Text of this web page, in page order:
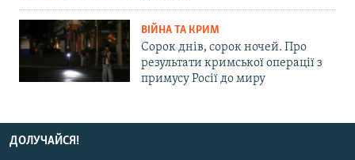
ВІЙНА ТА КРИМ
Сорок днів, сорок ночей. Про
результати кримської операції з
примусу Росії до миру
ДОЛУЧАЙСЯ!